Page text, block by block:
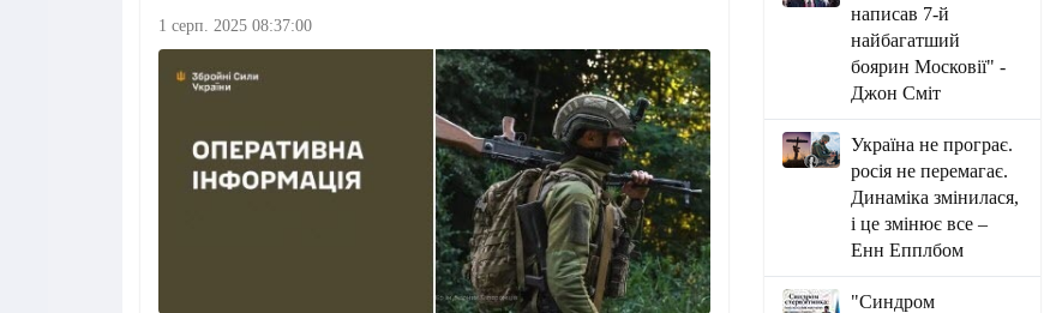
1 серп. 2025 08:37:00
написав 7-й
найбагатший
боярин Московії" -
Джон Сміт
Україна не програє.
росія не перемагає.
Динаміка змінилася,
і це змінює все –
Енн Епплбом
"Синдром